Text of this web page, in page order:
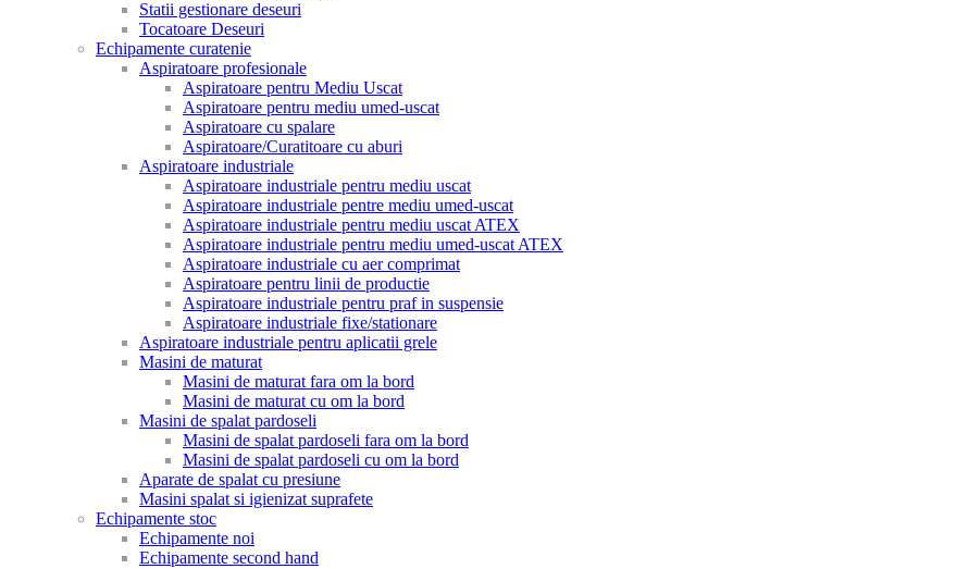
Statii gestionare deseuri
Tocatoare Deseuri
Echipamente curatenie
Aspiratoare profesionale
Aspiratoare pentru Mediu Uscat
Aspiratoare pentru mediu umed-uscat
Aspiratoare cu spalare
Aspiratoare/Curatitoare cu aburi
Aspiratoare industriale
Aspiratoare industriale pentru mediu uscat
Aspiratoare industriale pentre mediu umed-uscat
Aspiratoare industriale pentru mediu uscat ATEX
Aspiratoare industriale pentru mediu umed-uscat ATEX
Aspiratoare industriale cu aer comprimat
Aspiratoare pentru linii de productie
Aspiratoare industriale pentru praf in suspensie
Aspiratoare industriale fixe/stationare
Aspiratoare industriale pentru aplicatii grele
Masini de maturat
Masini de maturat fara om la bord
Masini de maturat cu om la bord
Masini de spalat pardoseli
Masini de spalat pardoseli fara om la bord
Masini de spalat pardoseli cu om la bord
Aparate de spalat cu presiune
Masini spalat si igienizat suprafete
Echipamente stoc
Echipamente noi
Echipamente second hand